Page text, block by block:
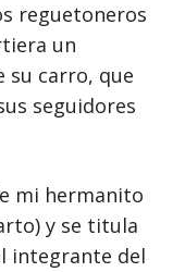
reguetoneros
un
su carro, que
seguidores
mi hermanito
y se titula
integrante del